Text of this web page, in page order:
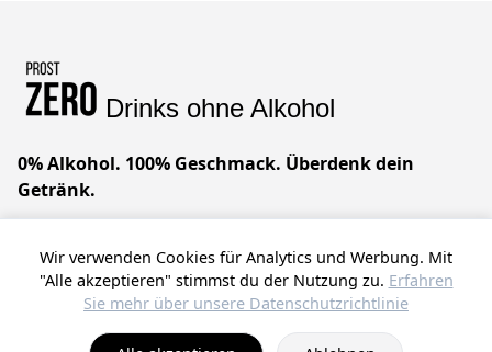
Drinks ohne Alkohol
0% Alkohol. 100% Geschmack. Überdenk dein
Getränk.
alles haben kannst – raffinierten Geschmack, null
Kompromisse. Prost!
© 2025 ProstZero. Über uns . Run by Gefühlt Beta UG
Wir verwenden Cookies für Analytics und Werbung. Mit
"Alle akzeptieren" stimmst du der Nutzung zu. Erfahren
Sie mehr über unsere Datenschutzrichtlinie